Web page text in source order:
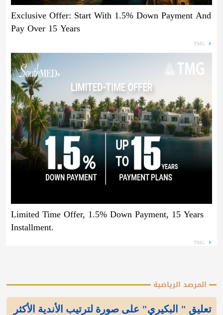
Exclusive Offer: Start With 1.5% Down Payment And
Pay Over 15 Years
TMG
Limited Time Offer, 1.5% Down Payment, 15 Years
Installment.
TMG
المرصد الرياضية
تعليق " البكيري" على صورة لترتيب الأندية الأكثر